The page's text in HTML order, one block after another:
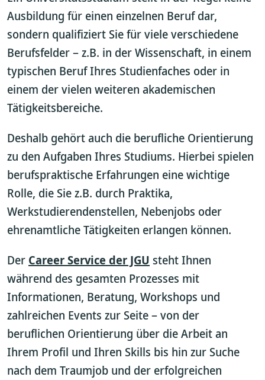
Ausbildung für einen einzelnen Beruf dar,
sondern qualifiziert Sie für viele verschiedene
Berufsfelder – z.B. in der Wissenschaft, in einem
typischen Beruf Ihres Studienfaches oder in
einem der vielen weiteren akademischen
Tätigkeitsbereiche.
Deshalb gehört auch die berufliche Orientierung
zu den Aufgaben Ihres Studiums. Hierbei spielen
berufspraktische Erfahrungen eine wichtige
Rolle, die Sie z.B. durch Praktika,
Werkstudierendenstellen, Nebenjobs oder
ehrenamtliche Tätigkeiten erlangen können.
Der Career Service der JGU steht Ihnen
während des gesamten Prozesses mit
Informationen, Beratung, Workshops und
zahlreichen Events zur Seite – von der
beruflichen Orientierung über die Arbeit an
Ihrem Profil und Ihren Skills bis hin zur Suche
nach dem Traumjob und der erfolgreichen